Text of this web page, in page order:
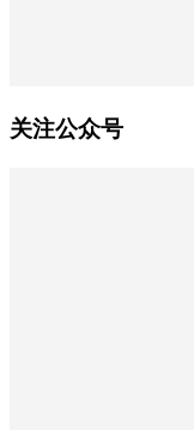
关注公众号